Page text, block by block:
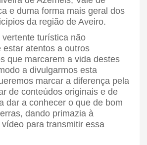
e duma forma mais geral dos
da região de Aveiro.
turística não
estar atentos a outros
que marcarem a vida destes
a divulgarmos esta
marcar a diferença pela
de conteúdos originais e de
dar a conhecer o que de bom
dando primazia à
para transmitir essa